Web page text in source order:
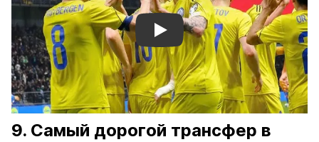
Смотреть видео YouTube
9. Самый дорогой трансфер в